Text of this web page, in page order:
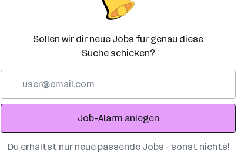
Sollen wir dir neue Jobs für genau diese
Suche schicken?
Adresse
Job-Alarm anlegen
Du erhältst nur neue passende Jobs – sonst nichts!